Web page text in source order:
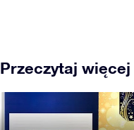
Przeczytaj więcej